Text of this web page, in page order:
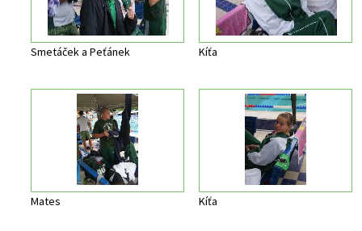
Smetáček a Peťánek Kíťa
Mates Kíťa